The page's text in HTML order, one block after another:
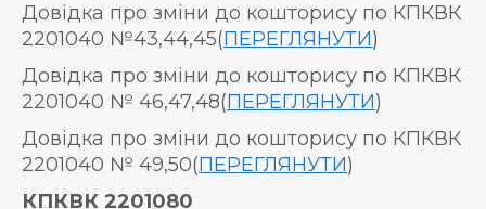
Довідка про зміни до кошторису по КПКВК
2201040 №43,44,45(ПЕРЕГЛЯНУТИ)
Довідка про зміни до кошторису по КПКВК
2201040 № 46,47,48(ПЕРЕГЛЯНУТИ)
Довідка про зміни до кошторису по КПКВК
2201040 № 49,50(ПЕРЕГЛЯНУТИ)
КПКВК 2201080